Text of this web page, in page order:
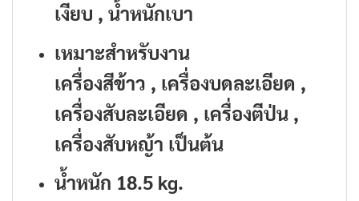
เงียบ , น้ำหนักเบา
เหมาะสำหรับงาน
เครื่องสีข้าว , เครื่องบดละเอียด ,
เครื่องสับละเอียด , เครื่องตีป่น ,
เครื่องสับหญ้า เป็นต้น
น้ำหนัก 18.5 kg.